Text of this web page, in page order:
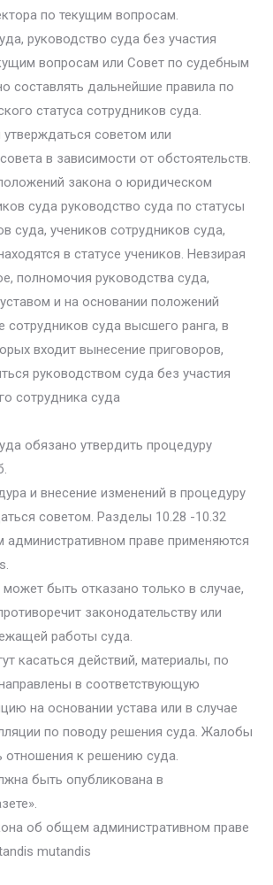
по текущим вопросам.
руководство суда без участия
вопросам или Совет по судебным
составлять дальнейшие правила по
статуса сотрудников суда.
советом или
в зависимости от обстоятельств.
закона о юридическом
суда руководство суда по статусы
суда, учеников сотрудников суда,
в статусе учеников. Невзирая
полномочия руководства суда,
и на основании положений
сотрудников суда высшего ранга, в
входит вынесение приговоров,
руководством суда без участия
сотрудника суда
обязано утвердить процедуру
и внесение изменений в процедуру
советом. Разделы 10.28 -10.32
праве применяются
быть отказано только в случае,
законодательству или
работы суда.
касаться действий, материалы, по
в соответствующую
на основании устава или в случае
по поводу решения суда. Жалобы
к решению суда.
быть опубликована в
об общем административном праве
mutandis